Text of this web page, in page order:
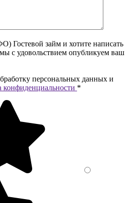
займ и хотите написать
с удовольствием опубликуем ваш
персональных данных и
конфиденциальности *